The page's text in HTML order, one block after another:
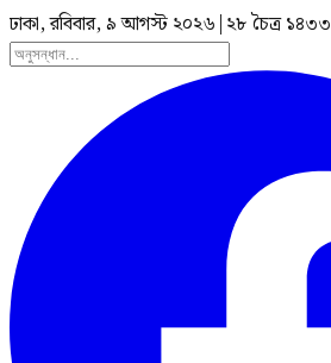
ঢাকা, রবিবার, ৯ আগস্ট ২০২৬ | ২৮ চৈত্র ১৪৩৩